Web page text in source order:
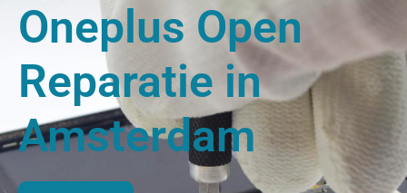
Oneplus Open
Reparatie in
Amsterdam